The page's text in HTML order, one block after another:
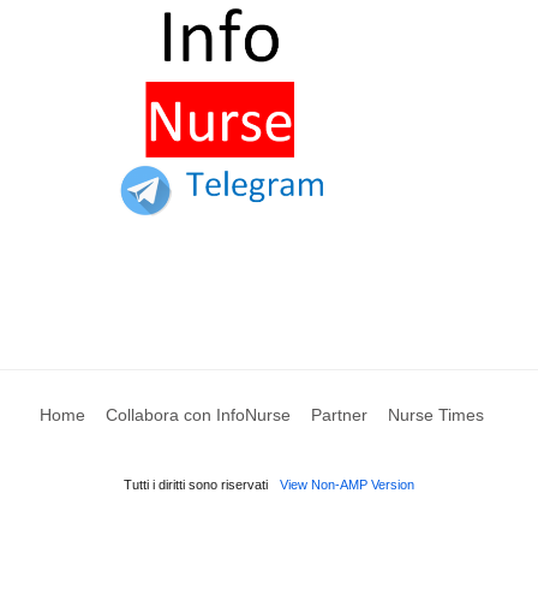
Home Collabora con InfoNurse Partner Nurse Times
Tutti i diritti sono riservati View Non-AMP Version